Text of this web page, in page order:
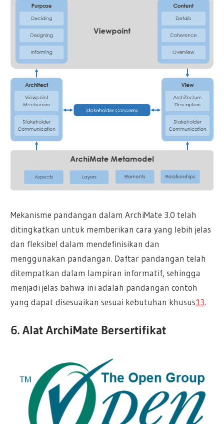
Mekanisme pandangan dalam ArchiMate 3.0 telah
ditingkatkan untuk memberikan cara yang lebih jelas
dan fleksibel dalam mendefinisikan dan
menggunakan pandangan. Daftar pandangan telah
ditempatkan dalam lampiran informatif, sehingga
menjadi jelas bahwa ini adalah pandangan contoh
yang dapat disesuaikan sesuai kebutuhan khusus13.
6. Alat ArchiMate Bersertifikat